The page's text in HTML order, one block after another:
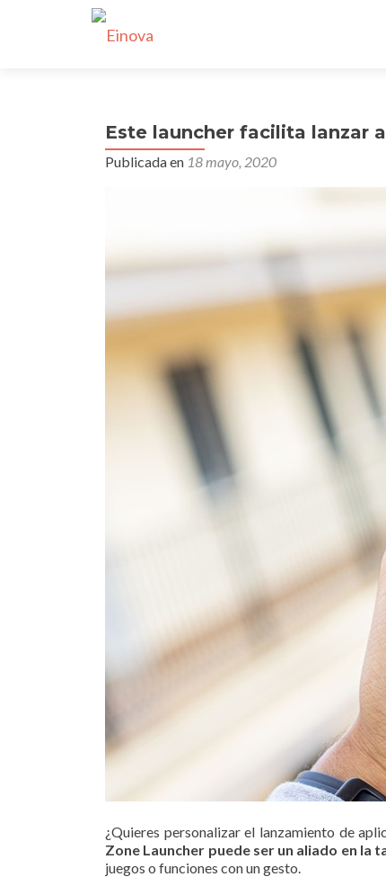
Este launcher facilita lanzar
Publicada en 18 mayo, 2020
¿Quieres personalizar el lanzamiento de
Zone Launcher puede ser un aliado en la
juegos o funciones con un gesto.